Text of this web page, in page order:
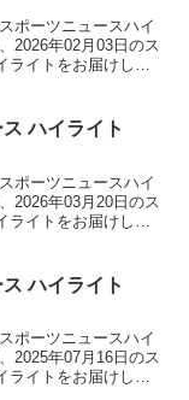
ポーツニュースハイ
2026年02月03日のス
ライトをお届けしま
の黒田朝日の強さに
ハイライト
ポーツニュースハイ
2026年03月20日のス
イトをお届けしま
バツで「大谷ルー
ハイライト
ポーツニュースハイ
2025年07月16日のス
イトをお届けしま